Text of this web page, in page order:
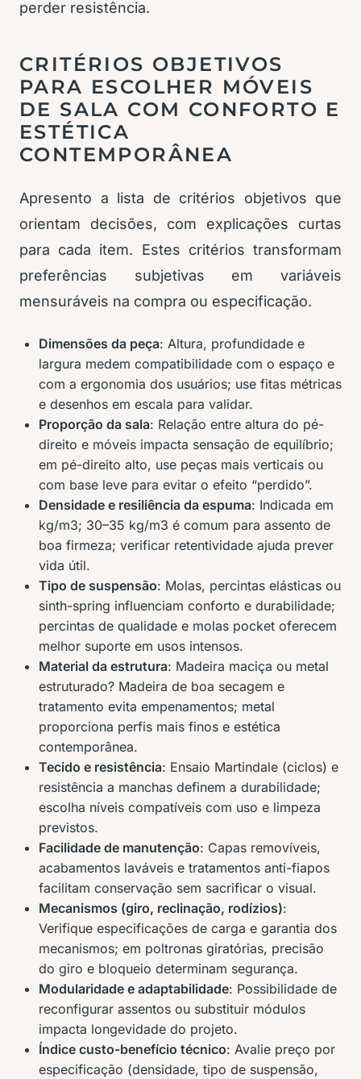
perder resistência.
CRITÉRIOS OBJETIVOS
PARA ESCOLHER MÓVEIS
DE SALA COM CONFORTO E
ESTÉTICA
CONTEMPORÂNEA
Apresento a lista de critérios objetivos que
orientam decisões, com explicações curtas
para cada item. Estes critérios transformam
preferências subjetivas em variáveis
mensuráveis na compra ou especificação.
Dimensões da peça: Altura, profundidade e
largura medem compatibilidade com o espaço e
com a ergonomia dos usuários; use fitas métricas
e desenhos em escala para validar.
Proporção da sala: Relação entre altura do pé-
direito e móveis impacta sensação de equilíbrio;
em pé-direito alto, use peças mais verticais ou
com base leve para evitar o efeito “perdido”.
Densidade e resiliência da espuma: Indicada em
kg/m3; 30–35 kg/m3 é comum para assento de
boa firmeza; verificar retentividade ajuda prever
vida útil.
Tipo de suspensão: Molas, percintas elásticas ou
sinth-spring influenciam conforto e durabilidade;
percintas de qualidade e molas pocket oferecem
melhor suporte em usos intensos.
Material da estrutura: Madeira maciça ou metal
estruturado? Madeira de boa secagem e
tratamento evita empenamentos; metal
proporciona perfis mais finos e estética
contemporânea.
Tecido e resistência: Ensaio Martindale (ciclos) e
resistência a manchas definem a durabilidade;
escolha níveis compatíveis com uso e limpeza
previstos.
Facilidade de manutenção: Capas removíveis,
acabamentos laváveis e tratamentos anti-fiapos
facilitam conservação sem sacrificar o visual.
Mecanismos (giro, reclinação, rodízios):
Verifique especificações de carga e garantia dos
mecanismos; em poltronas giratórias, precisão
do giro e bloqueio determinam segurança.
Modularidade e adaptabilidade: Possibilidade de
reconfigurar assentos ou substituir módulos
impacta longevidade do projeto.
Índice custo-benefício técnico: Avalie preço por
especificação (densidade, tipo de suspensão,